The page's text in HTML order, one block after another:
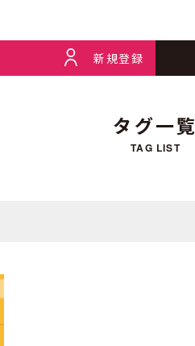
新規登録
タグ一覧
TAG LIST